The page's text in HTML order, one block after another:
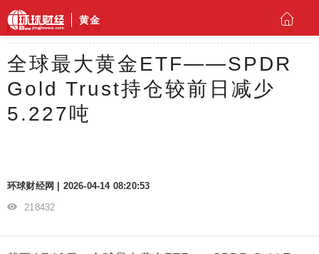
黄金
环球财经 黄金
全球最大黄金ETF——SPDR
Gold Trust持仓较前日减少
5.227吨
环球财经网 | 2026-04-14 08:20:53
218432